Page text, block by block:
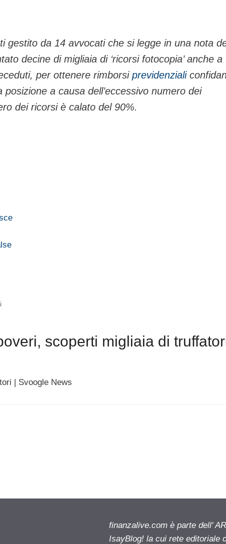
gestito da 14 avvocati che si legge in una nota
decine di migliaia di ‘ricorsi fotocopia’ anche a
per ottenere rimborsi previdenziali
a causa dell’eccessivo numero dei
dei ricorsi è calato del 90%.
scoperti migliaia di
| Svoogle News
finanzalive.com è parte dell'
IsayBlog! la cui rete editoriale